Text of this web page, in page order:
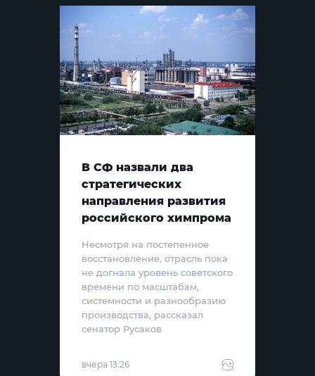
В СФ назвали два
стратегических
направления развития
российского химпрома
Несмотря на постепенное
восстановление, отрасль пока
не догнала уровень советского
времени по масштабам,
системности и разнообразию
производства, рассказал
сенатор Русаков
вчера 13:26